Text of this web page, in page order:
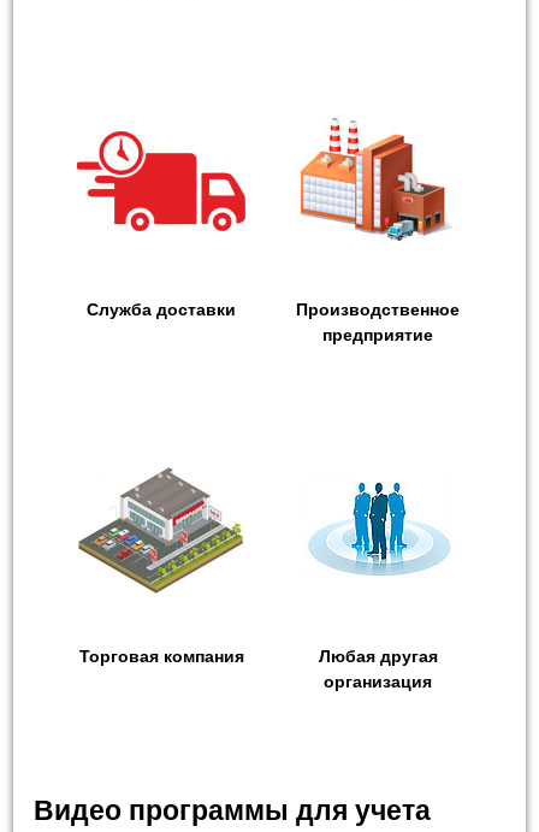
Служба доставки
Производственное
предприятие
Торговая компания
Любая другая
организация
Видео программы для учета